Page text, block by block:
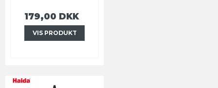
179,00 DKK
VIS PRODUKT